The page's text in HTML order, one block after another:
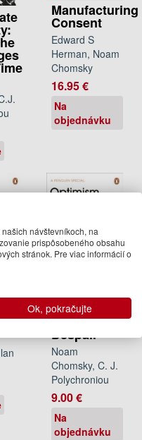
Manufacturing
Consent
Edward S
Herman, Noam
Chomsky
16.95 €
Na
objednávku
Optimism
Over
Despair
Noam
Chomsky, C. J.
Polychroniou
9.00 €
Na
objednávku
návštevníkoch, na
prispôsobeného obsahu
stránok. Pre viac informácií o
Ok, pokračujte